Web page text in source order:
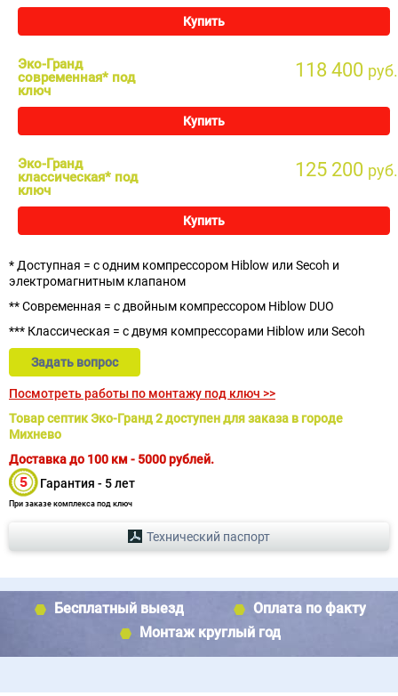
Купить
118 400 руб.
Эко-Гранд
современная* под
ключ
Купить
125 200 руб.
Эко-Гранд
классическая* под
ключ
Купить
* Доступная = с одним компрессором Hiblow или Secoh и
электромагнитным клапаном
** Современная = с двойным компрессором Hiblow DUO
*** Классическая = с двумя компрессорами Hiblow или Secoh
Задать вопрос
Посмотреть работы по монтажу под ключ >>
Товар септик Эко-Гранд 2 доступен для заказа в городе
Михнево
Доставка до 100 км - 5000 рублей.
Гарантия - 5 лет
При заказе комплекса под ключ
Технический паспорт
Бесплатный выезд
Оплата по факту
Монтаж круглый год